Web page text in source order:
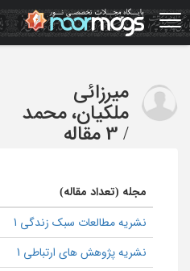
Skip
to
main
میرزائی
ملکیان، محمد
/ 3 مقاله
مجله (تعداد مقاله)
نشریه مطالعات سبک زندگی 1
نشریه پژوهش های ارتباطی 1